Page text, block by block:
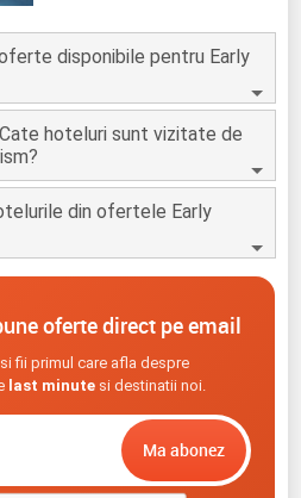
disponibile pentru Early
hoteluri sunt vizitate de
din ofertele Early
oferte direct pe email
fii primul care afla despre
last minutesi destinatii noi.